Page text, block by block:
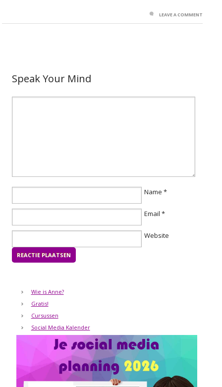
LEAVE A COMMENT
Speak Your Mind
Name *
Email *
Website
Wie is Anne?
Gratis!
Cursussen
Social Media Kalender